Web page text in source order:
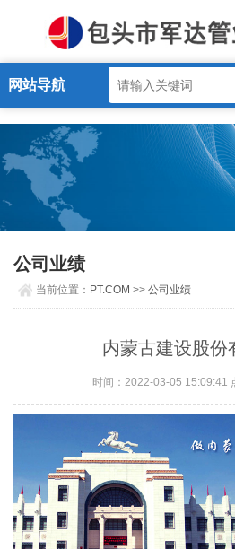
PT.COM
网站导航
公司业绩
当前位置： PT.COM >>公司业绩
内蒙古建设股份
时间：2022-03-05 15:09:41